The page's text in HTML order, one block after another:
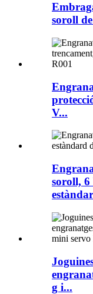
soroll
V...
soroll, 6
g i...